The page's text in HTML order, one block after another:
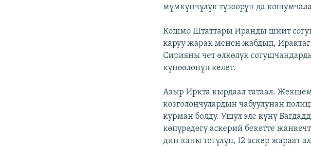
мүмкүнчүлүк түзөөрүн да
Кошмо Штаттары Иранды шиит
каруу жарак менен жабдып,
Сирияны чет өлкөлүк
күнөөлөнүп келет.
Азыр Иркта кырдаал татаал.
козголоңчулардын чабуулунан
курман болду. Ушул эле күнү
көпүрөдөгү аскерий бекетте
дин каны төгүлүп, 12 аскер жараат